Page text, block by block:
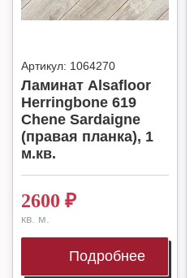
Артикул: 1064270
Ламинат Alsafloor
Herringbone 619
Chene Sardaigne
(правая планка), 1
м.кв.
2600 ₽
кв. м.
Подробнее